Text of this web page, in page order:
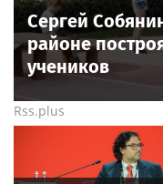
Сергей
районе
учеников
Rss.plus